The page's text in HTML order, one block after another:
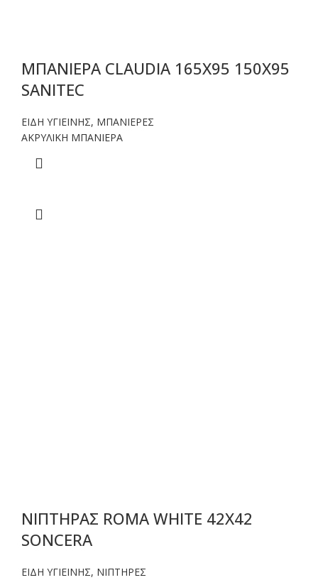
ΜΠΑΝΙΕΡΑ CLAUDIA 165X95 150X95
SANITEC
ΕΙΔΗ ΥΓΙΕΙΝΗΣ, ΜΠΑΝΙΕΡΕΣ
ΑΚΡΥΛΙΚΗ ΜΠΑΝΙΕΡΑ
ΝΙΠΤΗΡΑΣ ROMA WHITE 42X42
SONCERA
ΕΙΔΗ ΥΓΙΕΙΝΗΣ, ΝΙΠΤΗΡΕΣ